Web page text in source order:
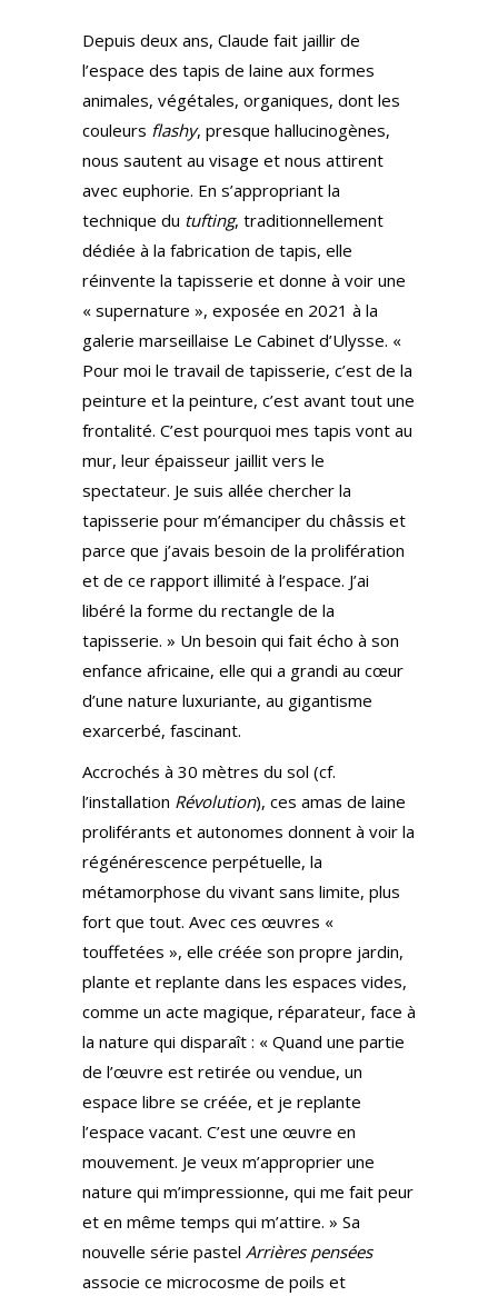
Depuis deux ans, Claude fait jaillir de
l’espace des tapis de laine aux formes
animales, végétales, organiques, dont les
couleurs flashy, presque hallucinogènes,
nous sautent au visage et nous attirent
avec euphorie. En s’appropriant la
technique du tufting, traditionnellement
dédiée à la fabrication de tapis, elle
réinvente la tapisserie et donne à voir une
« supernature », exposée en 2021 à la
galerie marseillaise Le Cabinet d’Ulysse. «
Pour moi le travail de tapisserie, c’est de la
peinture et la peinture, c’est avant tout une
frontalité. C’est pourquoi mes tapis vont au
mur, leur épaisseur jaillit vers le
spectateur. Je suis allée chercher la
tapisserie pour m’émanciper du châssis et
parce que j’avais besoin de la prolifération
et de ce rapport illimité à l’espace. J’ai
libéré la forme du rectangle de la
tapisserie. » Un besoin qui fait écho à son
enfance africaine, elle qui a grandi au cœur
d’une nature luxuriante, au gigantisme
exarcerbé, fascinant.
Accrochés à 30 mètres du sol (cf.
l’installation Révolution), ces amas de laine
proliférants et autonomes donnent à voir la
régénérescence perpétuelle, la
métamorphose du vivant sans limite, plus
fort que tout. Avec ces œuvres «
touffetées », elle créée son propre jardin,
plante et replante dans les espaces vides,
comme un acte magique, réparateur, face à
la nature qui disparaît : « Quand une partie
de l’œuvre est retirée ou vendue, un
espace libre se créée, et je replante
l’espace vacant. C’est une œuvre en
mouvement. Je veux m’approprier une
nature qui m’impressionne, qui me fait peur
et en même temps qui m’attire. » Sa
nouvelle série pastel Arrières pensées
associe ce microcosme de poils et